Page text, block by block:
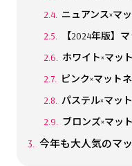
ニュアンス×マ
【2024年版】
ホワイト×マッ
ピンク×マット
パステル×マッ
ブロンズ×マッ
今年も大人気のマ